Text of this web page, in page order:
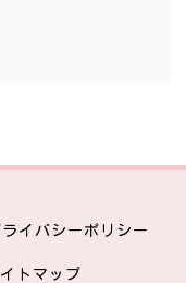
ライバシーポリシー
トマップ